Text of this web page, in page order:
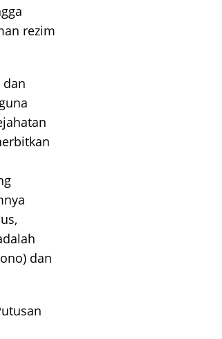
rezim
dan
dan